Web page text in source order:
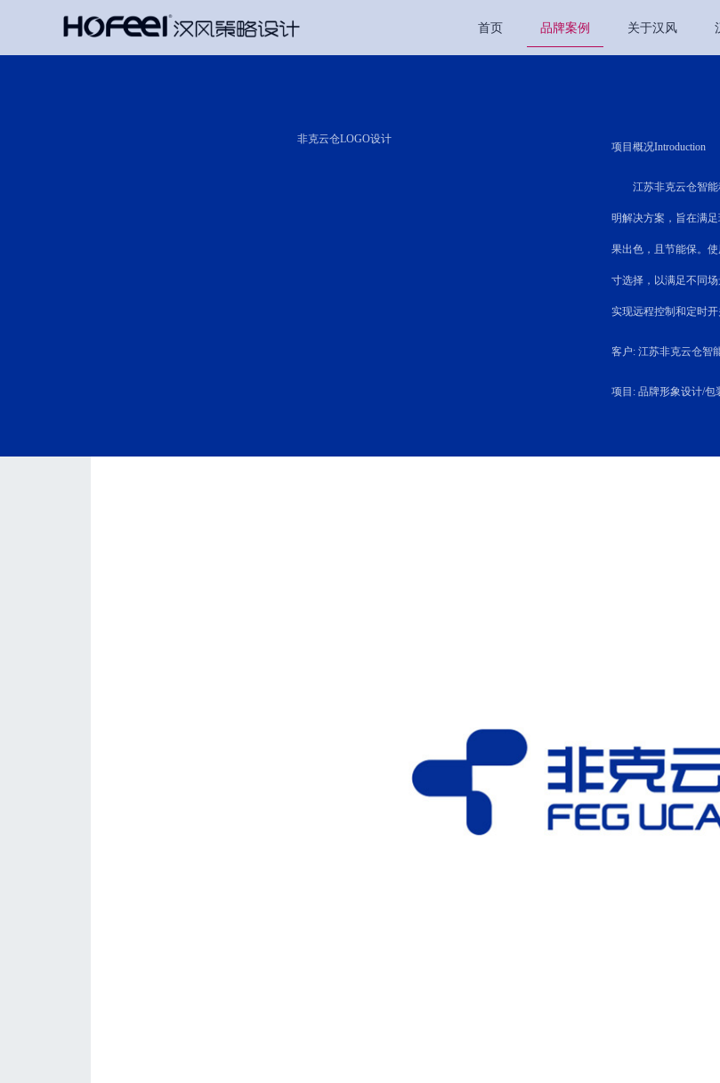
首页 品牌案例 关于汉风
非克云仓LOGO设计
项目概况Introduction
江苏非克云仓智能
明解决方案，旨在满
果出色，且节能保。
寸选择，以满足不同
实现远程控制和定时开
客户: 江苏非克云仓智
项目: 品牌形象设计/包